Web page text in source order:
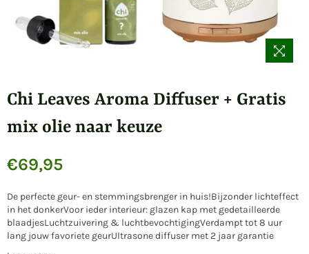
Chi Leaves Aroma Diffuser + Gratis
mix olie naar keuze
Normale
€69,95
De perfecte geur- en stemmingsbrenger in huis!Bijzonder lichteffect
in het donkerVoor ieder interieur: glazen kap met gedetailleerde
blaadjesLuchtzuivering & luchtbevochtigingVerdampt tot 8 uur
lang jouw favoriete geurUltrasone diffuser met 2 jaar garantie